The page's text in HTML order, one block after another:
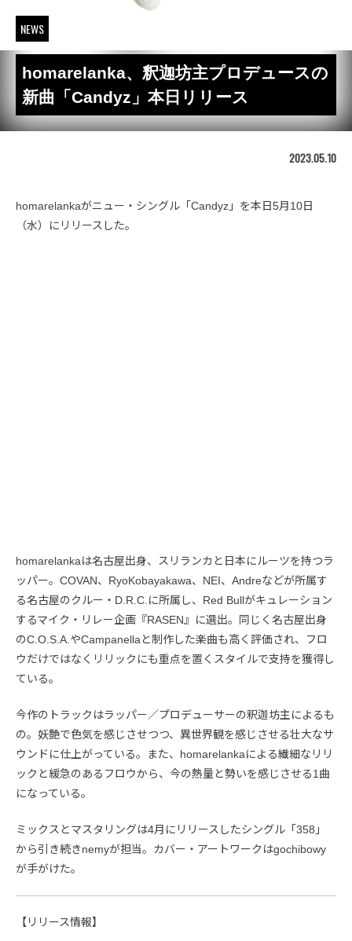
NEWS
homarelanka、釈迦坊主プロデュースの
新曲「Candyz」本日リリース
2023.05.10
homarelankaがニュー・シングル「Candyz」を本日5月10日
（水）にリリースした。
homarelankaは名古屋出身、スリランカと日本にルーツを持つラ
ッパー。COVAN、RyoKobayakawa、NEI、Andreなどが所属す
る名古屋のクルー・D.R.C.に所属し、Red Bullがキュレーション
するマイク・リレー企画『RASEN』に選出。同じく名古屋出身
のC.O.S.A.やCampanellaと制作した楽曲も高く評価され、フロ
ウだけではなくリリックにも重点を置くスタイルで支持を獲得し
ている。
今作のトラックはラッパー／プロデューサーの釈迦坊主によるも
の。妖艶で色気を感じさせつつ、異世界観を感じさせる壮大なサ
ウンドに仕上がっている。また、homarelankaによる繊細なリリ
ックと緩急のあるフロウから、今の熱量と勢いを感じさせる1曲
になっている。
ミックスとマスタリングは4月にリリースしたシングル「358」
から引き続きnemyが担当。カバー・アートワークはgochibowy
が手がけた。
【リリース情報】